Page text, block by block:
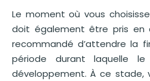
Le moment où vous
doit également être pris en
recommandé d’attendre la
période durant laquelle
développement. À ce stade,